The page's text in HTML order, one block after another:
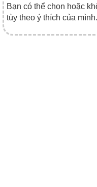
Bạn có thể chọn hoặc
tùy theo ý thích của mình.